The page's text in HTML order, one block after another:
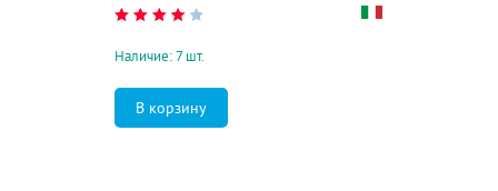
Наличие: 7 шт.